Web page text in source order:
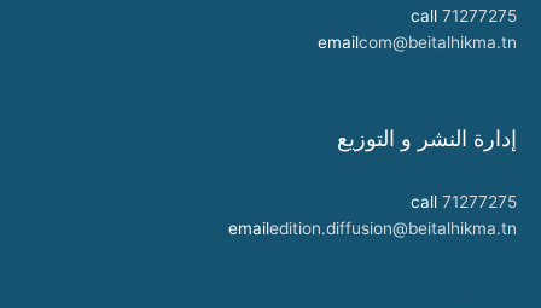
call 71277275
emailcom@beitalhikma.tn
إدارة النشر و التوزيع
call 71277275
emailedition.diffusion@beitalhikma.tn